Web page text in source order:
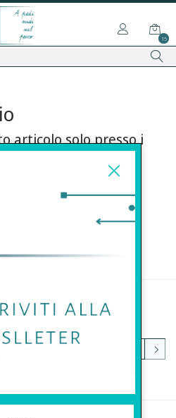
15
articolo solo presso i
Siracusa
e promozioni.